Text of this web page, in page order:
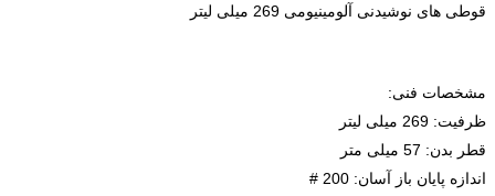
قوطی های نوشیدنی آلومینیومی 269 میلی لیتر
مشخصات فنی:
ظرفیت: 269 میلی لیتر
قطر بدن: 57 میلی متر
اندازه پایان باز آسان: 200 #